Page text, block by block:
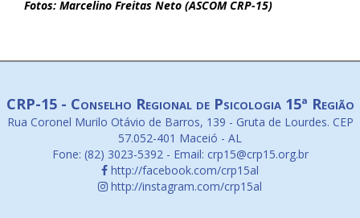
Fotos: Marcelino Freitas Neto (ASCOM CRP-15)
CRP-15 - Conselho Regional de Psicologia 15ª Região
Rua Coronel Murilo Otávio de Barros, 139 - Gruta de Lourdes. CEP
57.052-401 Maceió - AL
Fone: (82) 3023-5392 - Email: crp15@crp15.org.br
http://facebook.com/crp15al
http://instagram.com/crp15al